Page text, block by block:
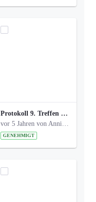
Protokoll 9. Treffen 20150528 AG Bismarckplatz.pdf
GENEHMIGT